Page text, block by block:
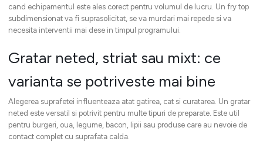
cand echipamentul este ales corect pentru volumul de lucru. Un fry top
subdimensionat va fi suprasolicitat, se va murdari mai repede si va
necesita interventii mai dese in timpul programului.
Gratar neted, striat sau mixt: ce
varianta se potriveste mai bine
Alegerea suprafetei influenteaza atat gatirea, cat si curatarea. Un gratar
neted este versatil si potrivit pentru multe tipuri de preparate. Este util
pentru burgeri, oua, legume, bacon, lipii sau produse care au nevoie de
contact complet cu suprafata calda.